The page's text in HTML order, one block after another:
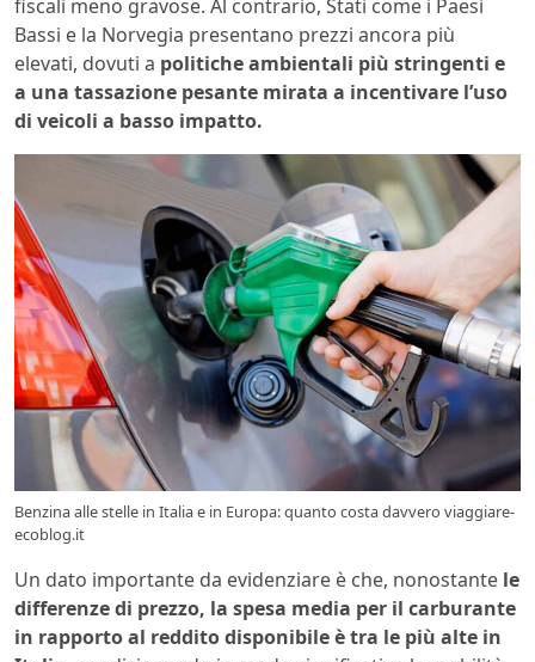
fiscali meno gravose. Al contrario, Stati come i Paesi
Bassi e la Norvegia presentano prezzi ancora più
elevati, dovuti a politiche ambientali più stringenti e
a una tassazione pesante mirata a incentivare l’uso
di veicoli a basso impatto.
Benzina alle stelle in Italia e in Europa: quanto costa davvero viaggiare-
ecoblog.it
Un dato importante da evidenziare è che, nonostante le
differenze di prezzo, la spesa media per il carburante
in rapporto al reddito disponibile è tra le più alte in